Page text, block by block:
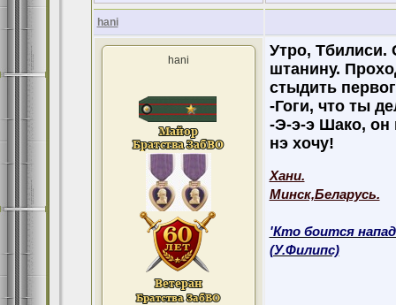
hani
hani
Утро, Тбилиси.
штанину.
стыдить
-Гоги, что ты
-Э-э-э Шако, он
нэ хочу!
Хани.
Минск,Беларусь.
'Кто боится
(У.Филипс)